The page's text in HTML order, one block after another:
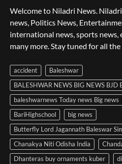
Welcome to Niladri News.
news, Politics News,
international news, sports news,
many more. Stay tuned for all
accident
Baleshwar
BALESHWAR NEWS BIG NEWS BJD
baleshwarnews Today news Big news
BariHighschool
big news
Butterfly Lord Jagannath Baleswar
Chanakya Niti Odisha India
Dhanteras buy ornaments kuber